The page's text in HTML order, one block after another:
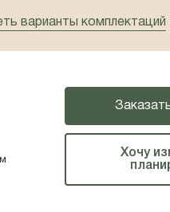
варианты комплектаций
Хочу